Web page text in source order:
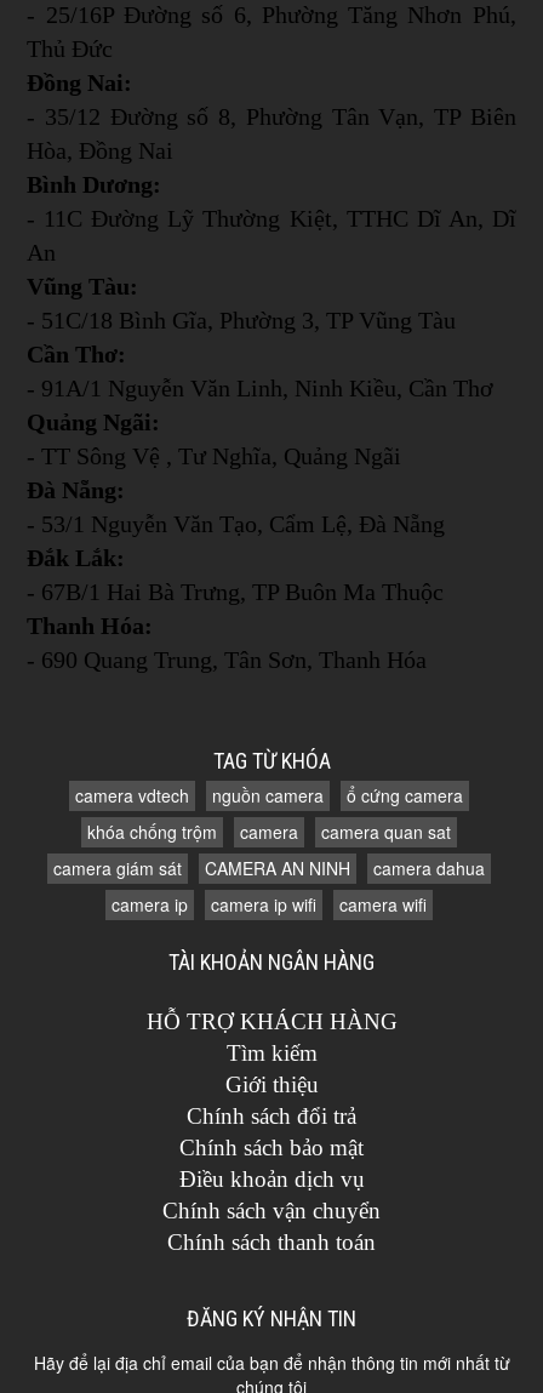
- 25/16P Đường số 6, Phường Tăng Nhơn Phú,
Thủ Đức
Đồng Nai:
- 35/12 Đường số 8, Phường Tân Vạn, TP Biên
Hòa, Đồng Nai
Bình Dương:
- 11C Đường Lỹ Thường Kiệt, TTHC Dĩ An, Dĩ
An
Vũng Tàu:
- 51C/18 Bình Gĩa, Phường 3, TP Vũng Tàu
Cần Thơ:
- 91A/1 Nguyễn Văn Linh, Ninh Kiều, Cần Thơ
Quảng Ngãi:
- TT Sông Vệ , Tư Nghĩa, Quảng Ngãi
Đà Nẵng:
- 53/1 Nguyễn Văn Tạo, Cẩm Lệ, Đà Nẵng
Đắk Lắk:
- 67B/1 Hai Bà Trưng, TP Buôn Ma Thuộc
Thanh Hóa:
- 690 Quang Trung, Tân Sơn, Thanh Hóa
TAG TỪ KHÓA
camera vdtech nguồn camera
ổ cứng camera
khóa chống trộm
camera
camera quan sat
camera giám sát
CAMERA AN NINH
camera dahua
camera ip
camera ip wifi camera wifi
TÀI KHOẢN NGÂN HÀNG
HỖ TRỢ KHÁCH HÀNG
Tìm kiếm
Giới thiệu
Chính sách đổi trả
Chính sách bảo mật
Điều khoản dịch vụ
Chính sách vận chuyển
Chính sách thanh toán
ĐĂNG KÝ NHẬN TIN
Hãy để lại địa chỉ email của bạn để nhận thông tin mới nhất từ
chúng tôi